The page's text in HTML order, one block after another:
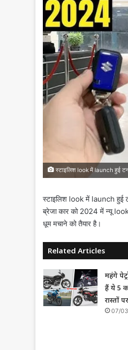
स्टाइलिश look में launch हुई
स्टाइलिश look में launch हुई
ब्रेजा कार को 2024 में न्यू
धूम मचाने को तैयार है।
Related Articles
महंगे
हैं ये 5
रास्तों
07/